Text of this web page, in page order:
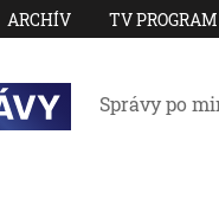
ARCHÍV TV PROGRAM
Správy po